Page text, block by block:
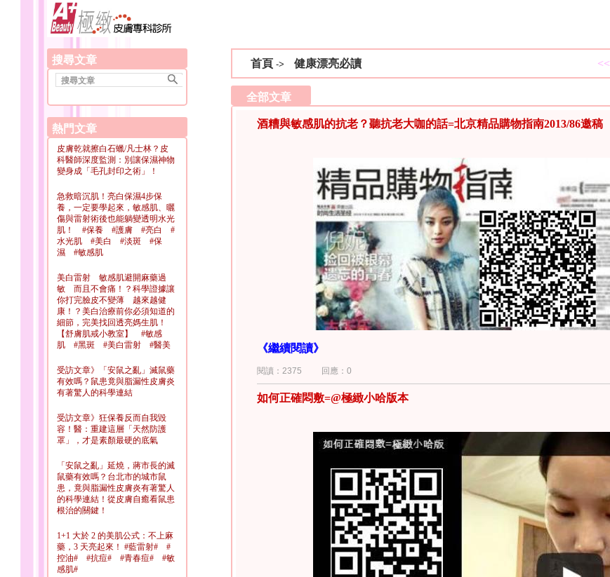
搜尋文章
熱門文章
皮膚乾就擦白石蠟/凡士林？皮
科醫師深度監測：別讓保濕神物
變身成「毛孔封印之術」！
急救暗沉肌！亮白保濕4步保
養，一定要學起來，敏感肌、曬
傷與雷射術後也能躺變透明水光
肌！ #保養 #護膚 #亮白 #
水光肌 #美白 #淡斑 #保
濕 #敏感肌
美白雷射 敏感肌避開麻藥過
敏 而且不會痛！？科學證據讓
你打完臉皮不變薄 越來越健
康！？美白治療前你必須知道的
細節，完美找回透亮媽生肌！
【舒膚肌戒小教室】 #敏感
肌 #黑斑 #美白雷射 #醫美
受訪文章》「安鼠之亂」滅鼠藥
有效嗎？鼠患竟與脂漏性皮膚炎
有著驚人的科學連結
受訪文章》狂保養反而自我毀
容！醫：重建這層「天然防護
罩」，才是素顏最硬的底氣
「安鼠之亂」延燒，蔣市長的滅
鼠藥有效嗎？台北市的城市鼠
患，竟與脂漏性皮膚炎有著驚人
的科學連結！從皮膚自癒看鼠患
根治的關鍵！
1+1 大於 2 的美肌公式：不上麻
藥，3 天亮起來！ #藍雷射# #
控油# #抗痘# #青春痘# #敏
感肌#
首頁 -> 健康漂亮必讀 <<
全部文章
酒糟與敏感肌的抗老？聽抗老大咖的話=北京精品購物指南2013/86邀稿
什麼需要特別注意的地方？
《繼續閱讀》
閱讀：2375 回應：0
如何正確悶敷=@極緻小哈版本